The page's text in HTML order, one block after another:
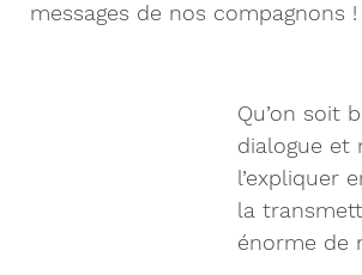
messages de nos compagnons !
Qu’on soit
dialogue et
l’expliquer
la
énorme de